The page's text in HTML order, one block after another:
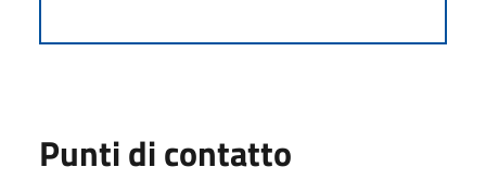
Punti di contatto